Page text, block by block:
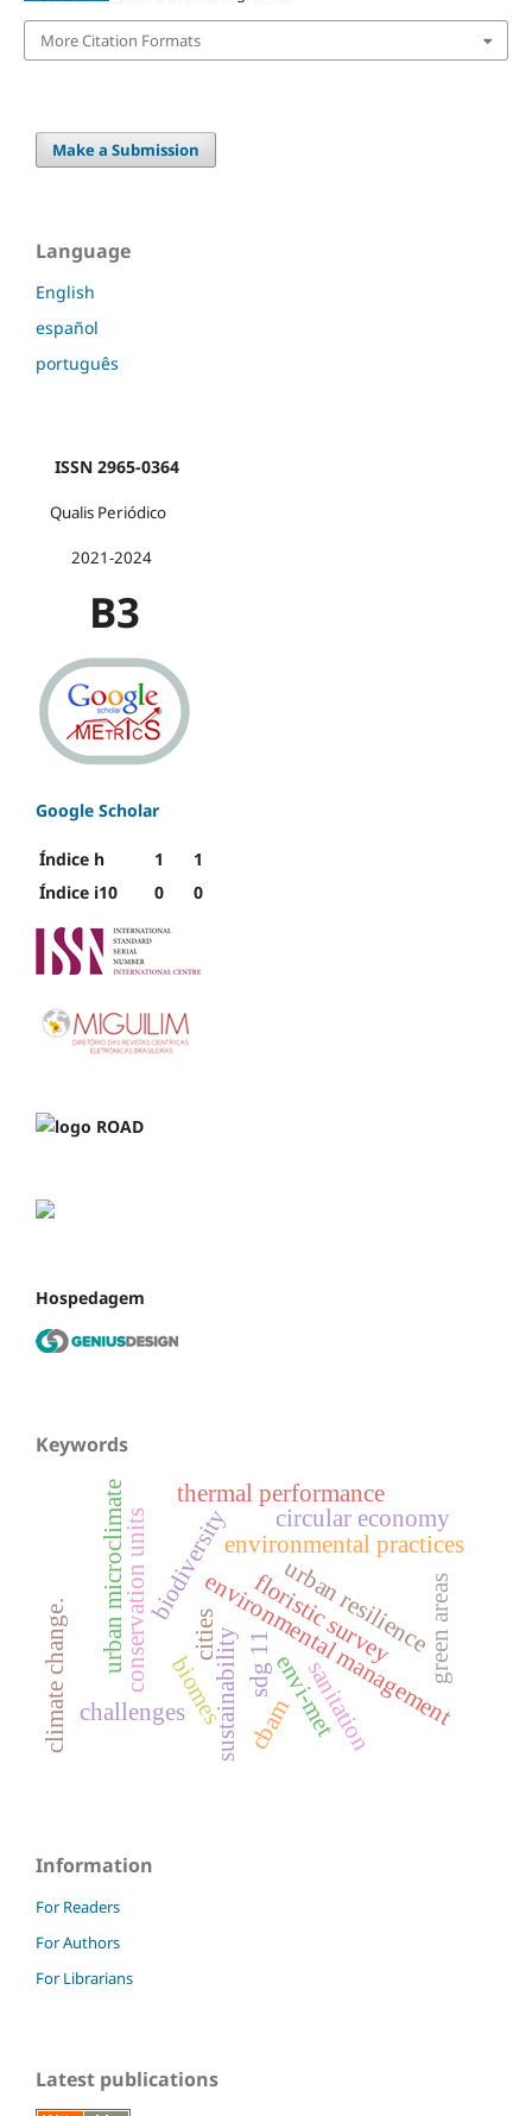
More Citation Formats
Make a Submission
Language
English
español
português
ISSN 2965-0364
Qualis Periódico
2021-2024
B3
Google Scholar
Índice h 1
1
Índice i10
0 0
Hospedagem
Keywords
environmental management
biodiversity
biomes
floristic survey
conservation units
sustainability
environmental practices
challenges
urban resilience
sdg 11envi-met
urban microclimate cities
thermal performance
circular economy
cbam sanitation
climate change. green areas
Information
For Readers
For Authors
For Librarians
Latest publications